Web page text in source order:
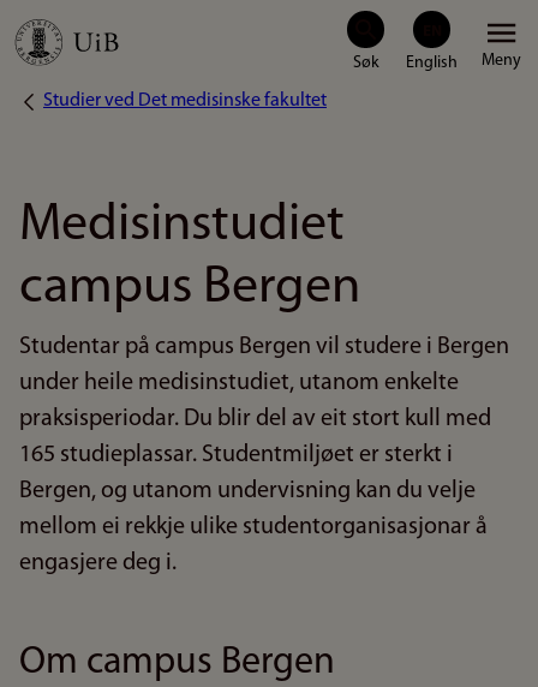
Hopp
Meny
Navigasjonssti
Studier ved Det medisinske fakultet
Medisinstudiet
campus Bergen
Studentar på campus Bergen vil studere i Bergen
under heile medisinstudiet, utanom enkelte
praksisperiodar. Du blir del av eit stort kull med
165 studieplassar. Studentmiljøet er sterkt i
Bergen, og utanom undervisning kan du velje
mellom ei rekkje ulike studentorganisasjonar å
engasjere deg i.
Om campus Bergen